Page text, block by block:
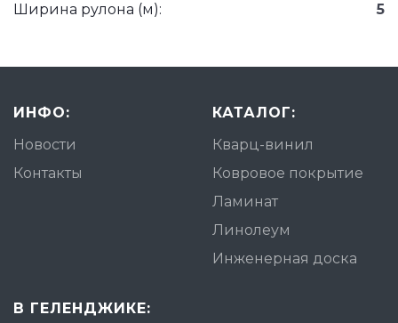
Ширина рулона (м):
5
ИНФО:
Новости
Контакты
КАТАЛОГ:
Кварц-винил
Ковровое покрытие
Ламинат
Линолеум
Инженерная доска
В ГЕЛЕНДЖИКЕ: